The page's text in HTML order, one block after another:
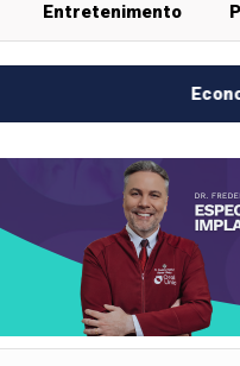
Entretenimento
CNC: